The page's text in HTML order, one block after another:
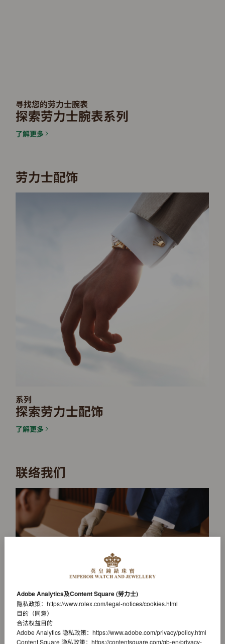
寻找您的劳力士腕表
探索劳力士腕表系列
了解更多
劳力士配饰
系列
探索劳力士配饰
了解更多
联络我们
发送留言
Adobe Analytics及Content Square (勞力士)
隐私政策： https://www.rolex.com/legal-notices/cookies.html
目的（同意）
合法权益目的
Adobe Analytics 隐私政策： https://www.adobe.com/privacy/policy.html
Content Square 隐私政策： https://contentsquare.com/gb-en/privacy-